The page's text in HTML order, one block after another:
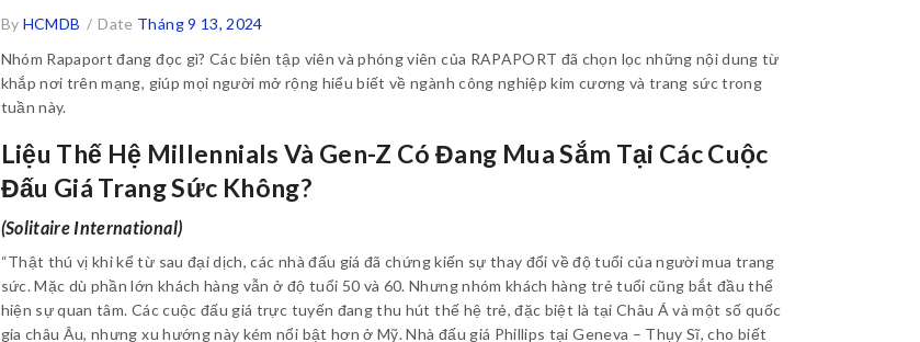
By HCMDB / Date Tháng 9 13, 2024
Nhóm Rapaport đang đọc gì? Các biên tập viên và phóng viên của RAPAPORT đã chọn lọc những nội dung từ
khắp nơi trên mạng, giúp mọi người mở rộng hiểu biết về ngành công nghiệp kim cương và trang sức trong
tuần này.
Liệu Thế Hệ Millennials Và Gen-Z Có Đang Mua Sắm Tại Các Cuộc
Đấu Giá Trang Sức Không?
(Solitaire International)
“Thật thú vị khi kể từ sau đại dịch, các nhà đấu giá đã chứng kiến sự thay đổi về độ tuổi của người mua trang
sức. Mặc dù phần lớn khách hàng vẫn ở độ tuổi 50 và 60. Nhưng nhóm khách hàng trẻ tuổi cũng bắt đầu thể
hiện sự quan tâm. Các cuộc đấu giá trực tuyến đang thu hút thế hệ trẻ, đặc biệt là tại Châu Á và một số quốc
gia châu Âu, nhưng xu hướng này kém nổi bật hơn ở Mỹ. Nhà đấu giá Phillips tại Geneva – Thụy Sĩ, cho biết